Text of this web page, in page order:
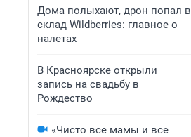
Дома полыхают, дрон попал в
склад Wildberries: главное о
налетах
В Красноярске открыли
запись на свадьбу в
Рождество
«Чисто все мамы и все